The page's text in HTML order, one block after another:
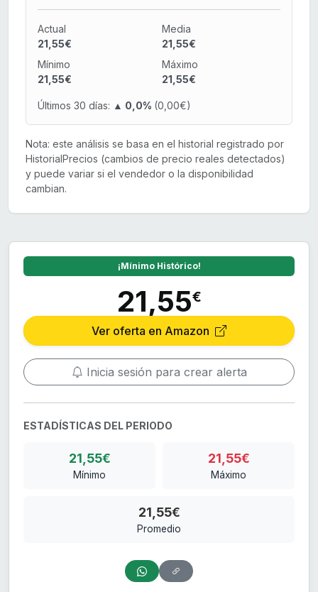
Actual
21,55€
Media
21,55€
Mínimo
21,55€
Máximo
21,55€
Últimos 30 días: ▲ 0,0% (0,00€)
Nota: este análisis se basa en el historial registrado por
HistorialPrecios (cambios de precio reales detectados)
y puede variar si el vendedor o la disponibilidad
cambian.
¡Mínimo Histórico!
21,55€
Ver oferta en Amazon
Inicia sesión para crear alerta
ESTADÍSTICAS DEL PERIODO
21,55€
Mínimo
21,55€
Máximo
21,55€
Promedio